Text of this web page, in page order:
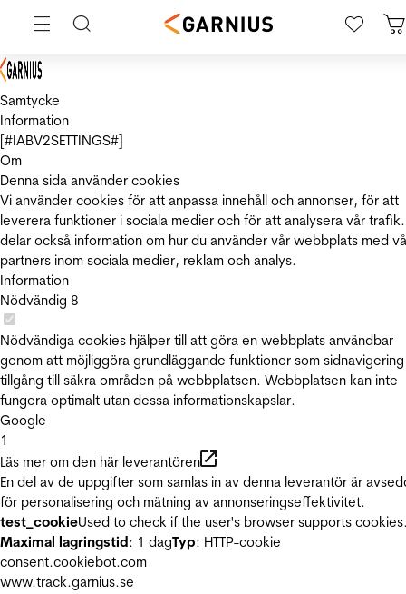
Samtycke
Information
[#IABV2SETTINGS#]
Om
Denna sida använder cookies
Vi använder cookies för att anpassa innehåll och annonser, för att
leverera funktioner i sociala medier och för att analysera vår
delar också information om hur du använder vår webbplats med
partners inom sociala medier, reklam och analys.
Information
Nödvändig 8
Nödvändiga cookies hjälper till att göra en webbplats användbar
genom att möjliggöra grundläggande funktioner som
tillgång till säkra områden på webbplatsen. Webbplatsen kan inte
fungera optimalt utan dessa informationskapslar.
Google
1
Läs mer om den här leverantören
En del av de uppgifter som samlas in av denna leverantör är
för personalisering och mätning av annonseringseffektivitet.
test_cookieUsed to check if the user's browser supports
Maximal lagringstid: 1 dagTyp: HTTP-cookie
consent.cookiebot.com
www.track.garnius.se